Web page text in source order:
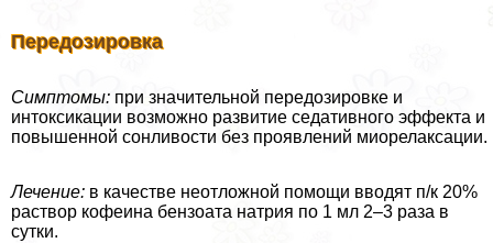
Передозировка
Симптомы: при значительной передозировке и
интоксикации возможно развитие седативного эффекта и
повышенной сонливости без проявлений миорелаксации.
Лечение: в качестве неотложной помощи вводят п/к 20%
раствор кофеина бензоата натрия по 1 мл 2–3 раза в
сутки.